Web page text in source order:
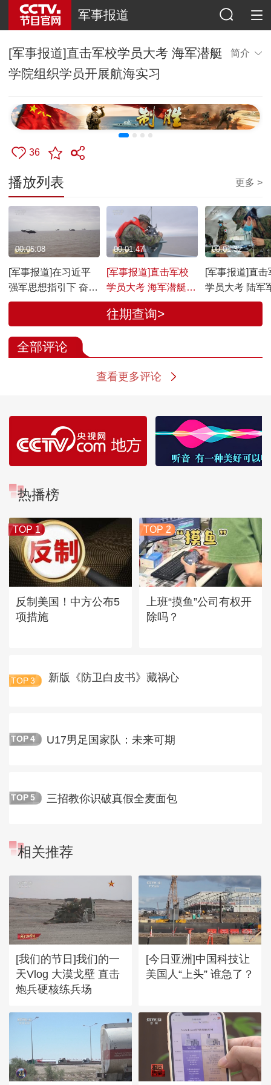
军事报道
[军事报道]直击军校学员大考 海军潜艇
学院组织学员开展航海实习
简介
36
播放列表 更多 >
[军事报道]在习近平
强军思想指引下 奋进
强军路 打好攻坚战
00:05:08
[军事报道]直击军校
学员大考 海军潜艇学
院组织学员开展航海
实习
00:01:47
[军事报道]直击
学员大考 陆军
学开展毕业综
00:01:32
往期查询>
全部评论
查看更多评论
热播榜
TOP 1
反制美国！中方公布5
项措施
TOP 2
上班“摸鱼”公司有权开
除吗？
TOP 3 新版《防卫白皮书》藏祸心
TOP 4 U17男足国家队：未来可期
TOP 5 三招教你识破真假全麦面包
相关推荐
[我们的节日]我们的一
天Vlog 大漠戈壁 直击
炮兵硬核练兵场
[今日亚洲]中国科技让
美国人“上头” 谁急了？